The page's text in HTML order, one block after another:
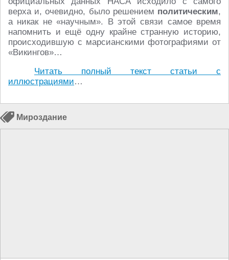
верха и, очевидно, было решением политическим,
а никак не «научным». В этой связи самое время
напомнить и ещё одну крайне странную историю,
происходившую с марсианскими фотографиями от
«Викингов»…
Читать полный текст статьи с
иллюстрациями…
Мироздание